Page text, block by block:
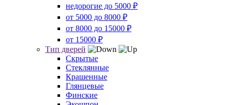
недорогие до 5000 ₽
от 5000 до 8000 ₽
от 8000 до 15000 ₽
от 15000 ₽
Тип дверей
Скрытые
Стеклянные
Крашенные
Глянцевые
Финские